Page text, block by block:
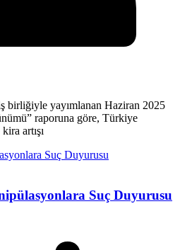
birliğiyle yayımlanan Haziran 2025
raporuna göre, Türkiye
artışı
Suç Duyurusu